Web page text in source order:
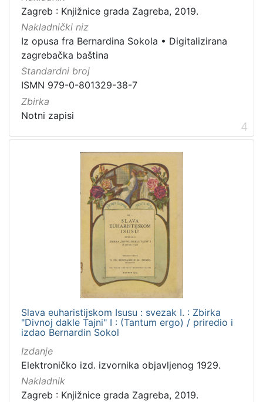
Zagreb : Knjižnice grada Zagreba, 2019.
Nakladnički niz
Iz opusa fra Bernardina Sokola • Digitalizirana
zagrebačka baština
Standardni broj
ISMN 979-0-801329-38-7
Zbirka
Notni zapisi
4
Slava euharistijskom Isusu : svezak I. : Zbirka
"Divnoj dakle Tajni" I : (Tantum ergo) / priredio i
izdao Bernardin Sokol
Izdanje
Elektroničko izd. izvornika objavljenog 1929.
Nakladnik
Zagreb : Knjižnice grada Zagreba, 2019.